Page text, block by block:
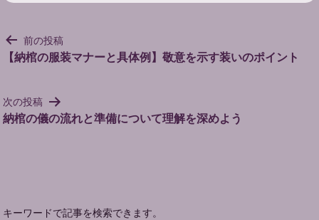
投
稿
ゲ
ー
前の投稿
【納棺の服装マナーと具体例】敬意を示す装いのポイント
次の投稿
納棺の儀の流れと準備について理解を深めよう
キーワードで記事を検索できます。